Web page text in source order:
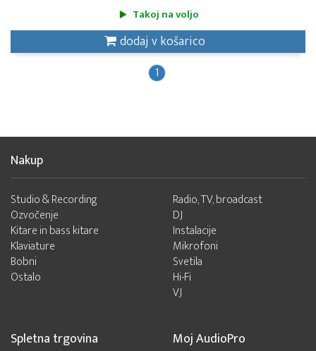
Takoj na voljo
dodaj v košarico
1
Nakup
Studio & Recording
Ozvočenje
Kitare in bass kitare
Klaviature
Bobni
Ostalo
Radio, TV, broadcast
DJ
Instalacije
Mikrofoni
Svetila
Hi-Fi
VJ
Spletna trgovina Moj AudioPro